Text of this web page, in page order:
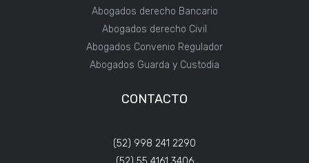
Abogados derecho Bancario
Abogados derecho Civil
Abogados Convenio Regulador
Abogados Guarda y Custodia
CONTACTO
(52) 998 241 2290